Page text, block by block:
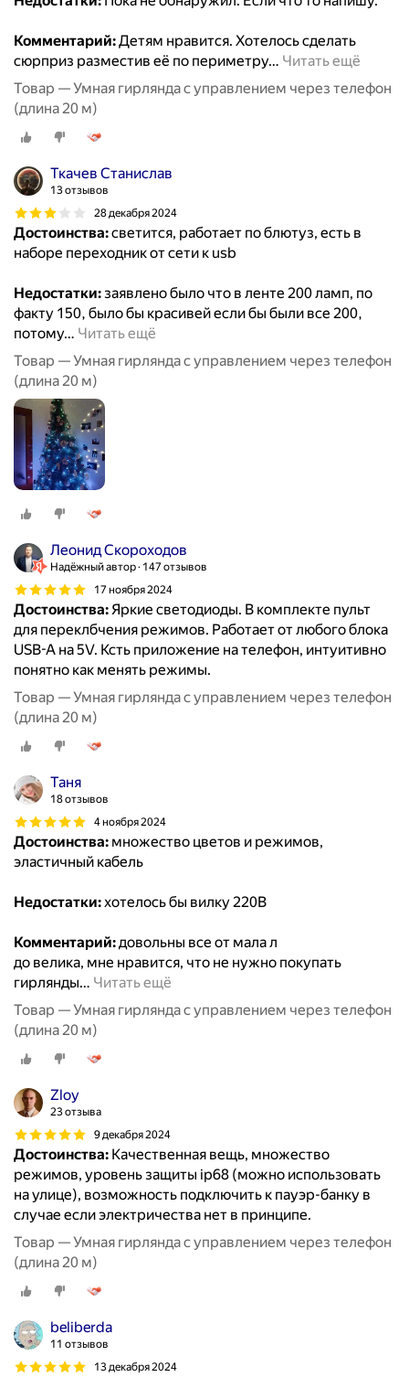
Комментарий:Детям нравится. Хотелось сделать
сюрприз разместив её по периметру… Читать ещё
Товар — Умная гирлянда с управлением через телефон
(длина 20 м)
Ткачев Станислав
13 отзывов
28 декабря 2024
Достоинства:светится, работает по блютуз, есть в
наборе переходник от сети к usb
Недостатки:заявлено было что в ленте 200 ламп, по
факту 150, было бы красивей если бы были все 200,
потому… Читать ещё
Товар — Умная гирлянда с управлением через телефон
(длина 20 м)
Леонид Скороходов
Надёжный автор 147 отзывов
17 ноября 2024
Достоинства:Яркие светодиоды. В комплекте пульт
для переклбчения режимов. Работает от любого блока
USB-A на 5V. Ксть приложение на телефон, интуитивно
понятно как менять режимы.
Товар — Умная гирлянда с управлением через телефон
(длина 20 м)
Таня
18 отзывов
4 ноября 2024
Достоинства: множество цветов и режимов,
эластичный кабель
Недостатки:хотелось бы вилку 220В
Комментарий:довольны все от мала л
до велика, мне нравится, что не нужно покупать
гирлянды… Читать ещё
Товар — Умная гирлянда с управлением через телефон
(длина 20 м)
Zloy
23 отзыва
9 декабря 2024
Достоинства: Качественная вещь, множество
режимов, уровень защиты ip68 (можно использовать
на улице), возможность подключить к пауэр-банку в
случае если электричества нет в принципе.
Товар — Умная гирлянда с управлением через телефон
(длина 20 м)
beliberda
11 отзывов
13 декабря 2024